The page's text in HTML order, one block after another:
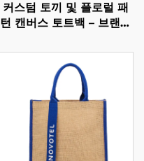
커스텀 토끼 및 플로럴 패
턴 캔버스 토트백 – 브랜딩
프트